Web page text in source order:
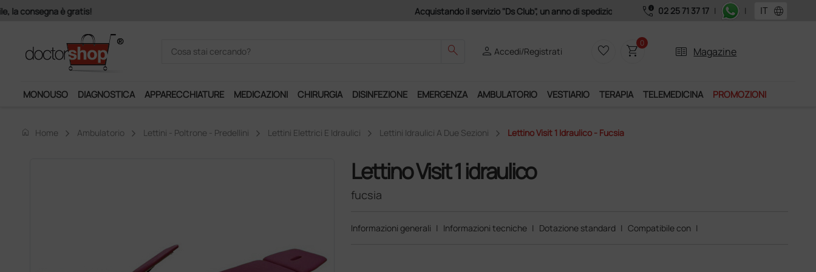
Acquistando il servizio "Ds Club", un anno di spedizioni a 39,90 euro + IVA! call_quality 02 25 71 37 17 | | language
search personAccedi/Registrati favorite_border shopping_cart0
two_pager Magazine
MONOUSO DIAGNOSTICA APPARECCHIATURE MEDICAZIONI CHIRURGIA DISINFEZIONE EMERGENZA AMBULATORIO VESTIARIO TERAPIA TELEMEDICINA PROMOZIONI
home Home Ambulatorio Lettini - Poltrone - Predellini Lettini Elettrici E Idraulici Lettini Idraulici A Due Sezioni Lettino Visit 1 Idraulico - Fucsia
Lettino Visit 1 idraulico
fucsia
Informazioni generali | Informazioni tecniche | Dotazione standard | Compatibile con |